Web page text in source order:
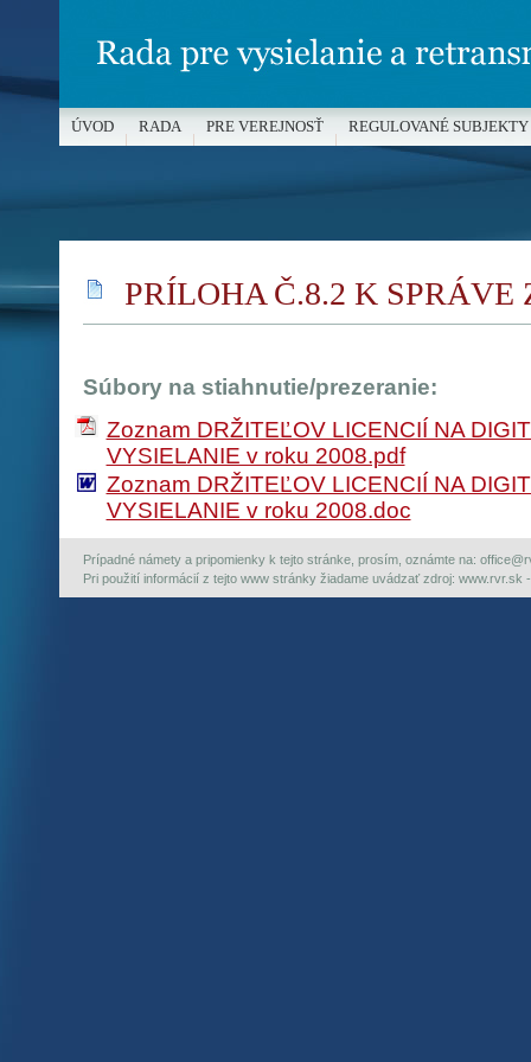
PRÍLOHA Č.8.2 K SPRÁVE
Súbory na stiahnutie/prezeranie:
Zoznam DRŽITEĽOV LICENCIÍ NA
VYSIELANIE v roku 2008.pdf
Zoznam DRŽITEĽOV LICENCIÍ NA
VYSIELANIE v roku 2008.doc
Prípadné námety a pripomienky k tejto stránke, prosím, oznámte na:
Pri použití informácií z tejto www stránky žiadame uvádzať zdroj: www.rvr.sk
ÚVOD RADA PRE VEREJNOSŤ REGULOVANÉ SUBJEKTY